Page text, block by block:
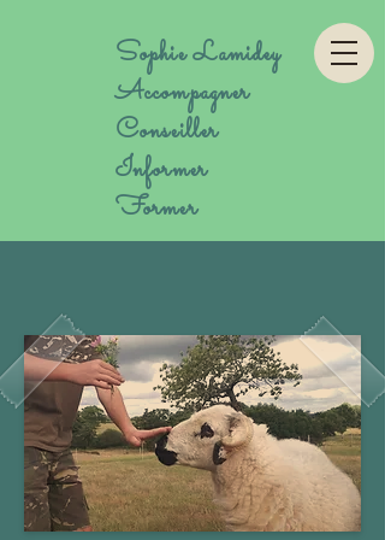
Sophie Lamidey
Accompagner
Conseiller
Informer
Former